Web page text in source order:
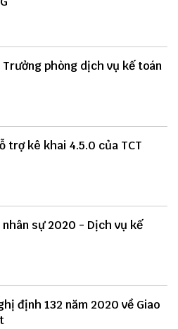
Trưởng phòng dịch vụ kế toán
trợ kê khai 4.5.0 của TCT
nhân sự 2020 - Dịch vụ kế
định 132 năm 2020 về Giao